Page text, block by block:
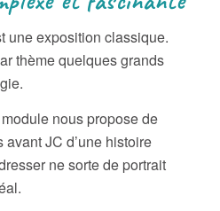
une exposition classique.
thème quelques grands
nous propose de
JC d’une histoire
ne sorte de portrait